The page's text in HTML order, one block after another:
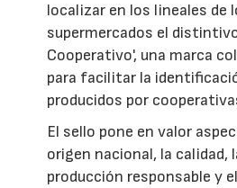
localizar en los lineales de
supermercados el
Cooperativo', una marca
para facilitar la
producidos por
El sello pone en valor
origen nacional, la calidad,
producción responsable y